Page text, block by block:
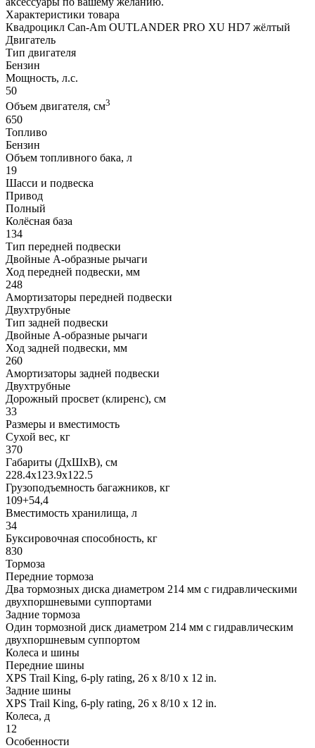
Характеристики товара
Квадроцикл Can-Am OUTLANDER PRO XU HD7 жёлтый
Двигатель
Тип двигателя
Бензин
Мощность, л.с.
50
Объем двигателя, см3
650
Топливо
Бензин
Объем топливного бака, л
19
Шасси и подвеска
Привод
Полный
Колёсная база
134
Тип передней подвески
Двойные А-образные рычаги
Ход передней подвески, мм
248
Амортизаторы передней подвески
Двухтрубные
Тип задней подвески
Двойные А-образные рычаги
Ход задней подвески, мм
260
Амортизаторы задней подвески
Двухтрубные
Дорожный просвет (клиренс), см
33
Размеры и вместимость
Сухой вес, кг
370
Габариты (ДхШхВ), см
228.4x123.9x122.5
Грузоподъемность багажников, кг
109+54,4
Вместимость хранилища, л
34
Буксировочная способность, кг
830
Тормоза
Передние тормоза
Два тормозных диска диаметром 214 мм с гидравлическими
двухпоршневыми суппортами
Задние тормоза
Один тормозной диск диаметром 214 мм с гидравлическим
двухпоршневым суппортом
Колеса и шины
Передние шины
XPS Trail King, 6-ply rating, 26 x 8/10 x 12 in.
Задние шины
XPS Trail King, 6-ply rating, 26 x 8/10 x 12 in.
Колеса, д
12
Особенности